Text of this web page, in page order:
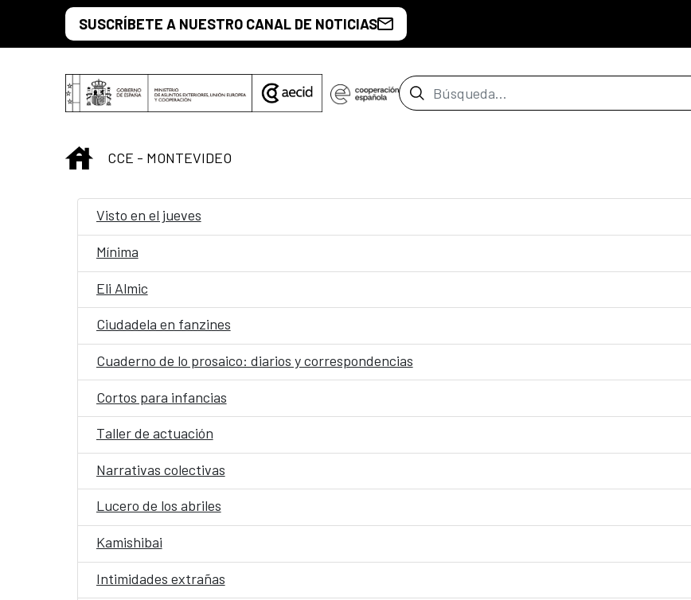
Saltar al contenido principal
SUSCRÍBETE A NUESTRO CANAL DE NOTICIAS
Barra de búsqueda
INICIO
CCE - MONTEVIDEO
Visto en el jueves
Mínima
Eli Almic
Ciudadela en fanzines
Cuaderno de lo prosaico: diarios y correspondencias
Cortos para infancias
Taller de actuación
Narrativas colectivas
Lucero de los abriles
Kamishibai
Intimidades extrañas